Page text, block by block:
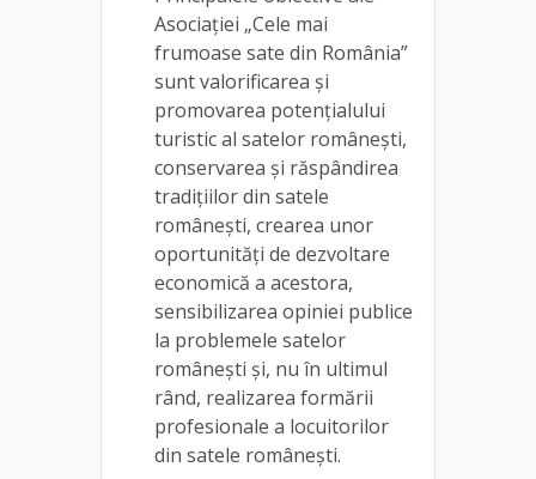
Asociației „Cele mai
frumoase sate din România”
sunt valorificarea și
promovarea potențialului
turistic al satelor românești,
conservarea și răspândirea
tradițiilor din satele
românești, crearea unor
oportunități de dezvoltare
economică a acestora,
sensibilizarea opiniei publice
la problemele satelor
românești și, nu în ultimul
rând, realizarea formării
profesionale a locuitorilor
din satele românești.